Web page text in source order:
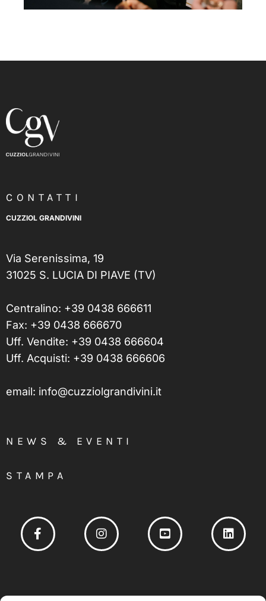
CONTATTI
CUZZIOL GRANDIVINI
Via Serenissima, 19
31025 S. LUCIA DI PIAVE (TV)
Centralino: +39 0438 666611
Fax: +39 0438 666670
Uff. Vendite: +39 0438 666604
Uff. Acquisti: +39 0438 666606
email: info@cuzziolgrandivini.it
NEWS & EVENTI
STAMPA